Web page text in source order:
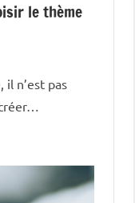
le thème
il n’est pas